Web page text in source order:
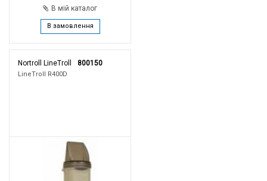
В мій каталог
В замовлення
Nortroll LineTroll 800150
LineTroll R400D